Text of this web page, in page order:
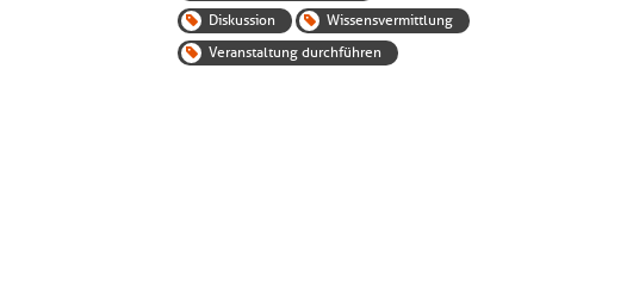
Diskussion
Wissensvermittlung
Veranstaltung durchführen